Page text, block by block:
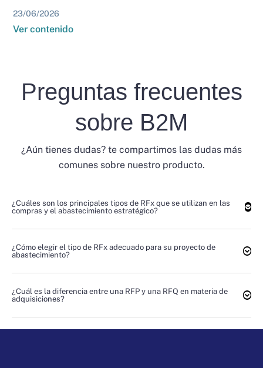
23/06/2026
Ver contenido
Preguntas frecuentes
sobre B2M
¿Aún tienes dudas? te compartimos las dudas más
comunes sobre nuestro producto.
¿Cuáles son los principales tipos de RFx que se utilizan en las
compras y el abastecimiento estratégico?
¿Cómo elegir el tipo de RFx adecuado para su proyecto de
abastecimiento?
¿Cuál es la diferencia entre una RFP y una RFQ en materia de
adquisiciones?